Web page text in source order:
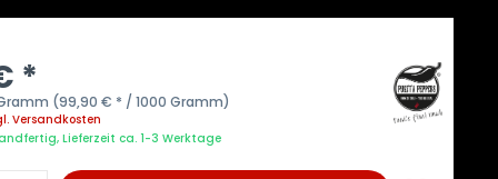
*
(99,90 € * / 1000 Gramm)
Versandkosten
Lieferzeit ca. 1-3 Werktage